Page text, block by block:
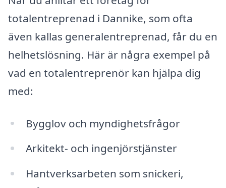
totalentreprenad i Dannike, som ofta
även kallas generalentreprenad, får du en
helhetslösning. Här är några exempel på
vad en totalentreprenör kan hjälpa dig
med:
Bygglov och myndighetsfrågor
Arkitekt- och ingenjörstjänster
Hantverksarbeten som snickeri,